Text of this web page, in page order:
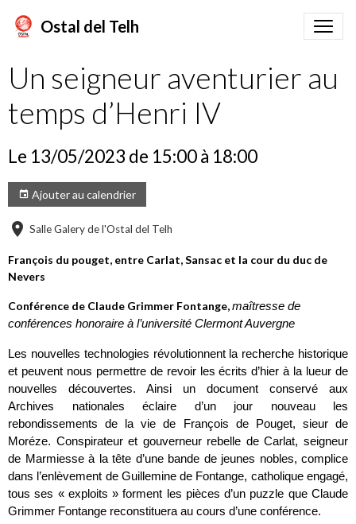
Ostal del Telh
Un seigneur aventurier au
temps d’Henri IV
Le 13/05/2023 de 15:00à 18:00
Ajouter au calendrier
Salle Galery de l'Ostal del Telh
François du pouget, entre Carlat, Sansac et la cour du duc de
Nevers
Conférence de Claude Grimmer Fontange,maîtresse de
conférences honoraire à l’université Clermont Auvergne
Les nouvelles technologies révolutionnent la recherche historique
et peuvent nous permettre de revoir les écrits d’hier à la lueur de
nouvelles découvertes. Ainsi un document conservé aux
Archives nationales éclaire d’un jour nouveau les
rebondissements de la vie de François de Pouget, sieur de
Moréze. Conspirateur et gouverneur rebelle de Carlat, seigneur
de Marmiesse à la tête d’une bande de jeunes nobles, complice
dans l’enlèvement de Guillemine de Fontange, catholique engagé,
tous ses « exploits » forment les pièces d’un puzzle que Claude
Grimmer Fontange reconstituera au cours d’une conférence.